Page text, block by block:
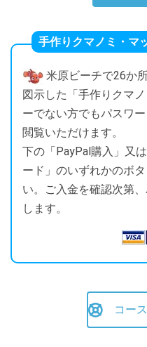
手作りクマノミ・マ
米原ビーチで26か
図示した「手作りクマ
ーでない方でもパスワ
閲覧いただけます。
下の「PayPal購入」又
ード」のいずれかのボ
い。ご入金を確認次第
します。
コー